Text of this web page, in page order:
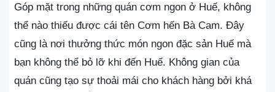
Góp mặt trong những quán cơm ngon ở Huế, không
thể nào thiếu được cái tên Cơm hến Bà Cam. Đây
cũng là nơi thưởng thức món ngon đặc sản Huế mà
bạn không thể bỏ lỡ khi đến Huế. Không gian của
quán cũng tạo sự thoải mái cho khách hàng bởi khá